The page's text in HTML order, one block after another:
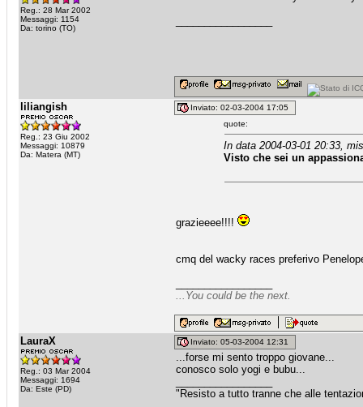
Reg.: 28 Mar 2002
Messaggi: 1154
Da: torino (TO)
liliangish
Reg.: 23 Giu 2002
Messaggi: 10879
Da: Matera (MT)
Inviato: 02-03-2004 17:05
quote:
In data 2004-03-01 20:33,
Visto che sei un
grazieeee!!!!
cmq del wacky races preferivo
...You could be the next.
LauraX
Reg.: 03 Mar 2004
Messaggi: 1694
Da: Este (PD)
Inviato: 05-03-2004 12:31
...forse mi sento troppo giovane...
conosco solo yogi e bubu...
"Resisto a tutto tranne che alle